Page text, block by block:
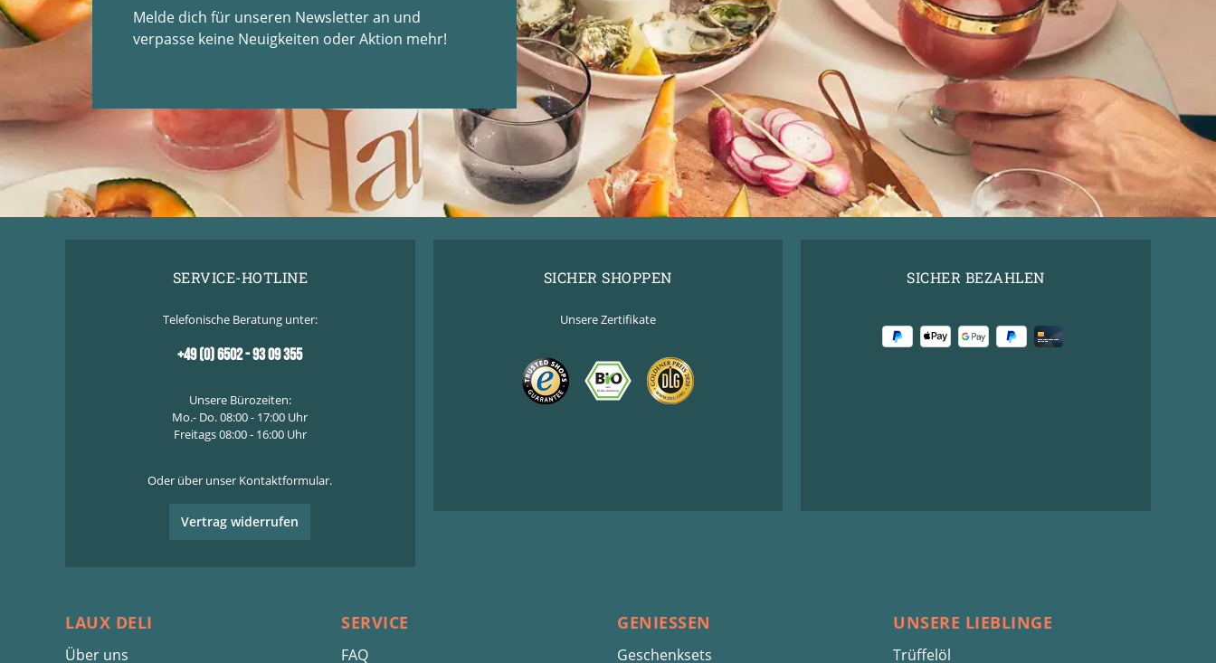
Melde dich für unseren Newsletter an und
verpasse keine Neuigkeiten oder Aktion mehr!
SERVICE-HOTLINE
Telefonische Beratung unter:
+49 (0) 6502 - 93 09 355
Unsere Bürozeiten:
Mo.- Do. 08:00 - 17:00 Uhr
Freitags 08:00 - 16:00 Uhr
Oder über unser Kontaktformular.
Vertrag widerrufen
SICHER SHOPPEN
Unsere Zertifikate
SICHER BEZAHLEN
LAUX DELI
Über uns
SERVICE
FAQ
GENIESSEN
Geschenksets
UNSERE LIEBLINGE
Trüffelöl